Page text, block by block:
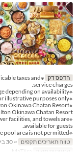
הדפס דק
taxes and
service charges.
※menu items and ingredients are subject to change depending on availability.
※Photographs are for illustrative purposes only.
Okinawa Chatan Resort
Okinawa Chatan Resort.
facilities, and towels are
available for guests.
※Bringing outside beverages or cooler boxes into the pool area is not permitted.
טווח תאריכים תקפים ~ 30 ביונ, 01 באוק ~ 31 באוק
קטגוריית מקום